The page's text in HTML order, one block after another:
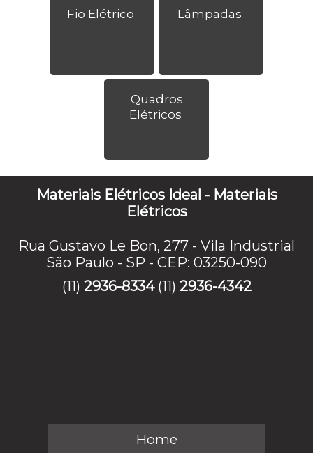
Fio Elétrico Lâmpadas
Quadros
Elétricos
Materiais Elétricos Ideal - Materiais
Elétricos
Rua Gustavo Le Bon, 277 - Vila Industrial
São Paulo - SP - CEP: 03250-090
(11) 2936-8334 (11) 2936-4342
Home